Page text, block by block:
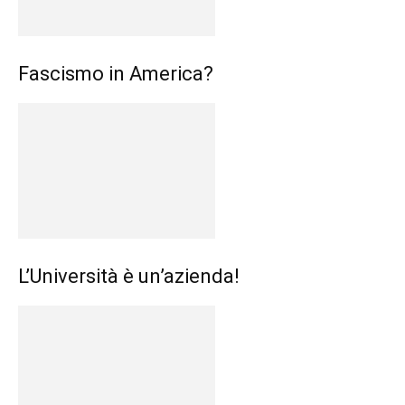
Fascismo in America?
L’Università è un’azienda!